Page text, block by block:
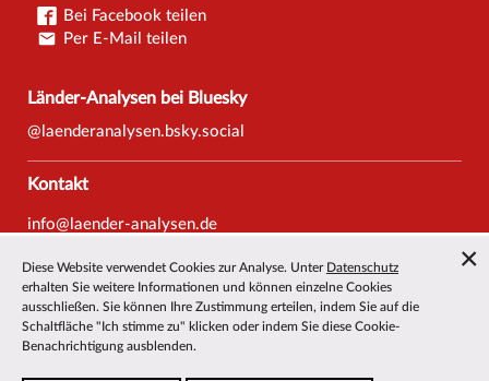
Bei Facebook teilen
Per E-Mail teilen
Länder-Analysen bei Bluesky
@laenderanalysen.bsky.social
Kontakt
info@laender-analysen.de
Fax: 0421/218-69607
Redaktionen
Wissenschaftliche Beiräte
Diese Website verwendet Cookies zur Analyse. Unter Datenschutz
erhalten Sie weitere Informationen und können einzelne Cookies
ausschließen. Sie können Ihre Zustimmung erteilen, indem Sie auf die
Schaltfläche "Ich stimme zu" klicken oder indem Sie diese Cookie-
Benachrichtigung ausblenden.